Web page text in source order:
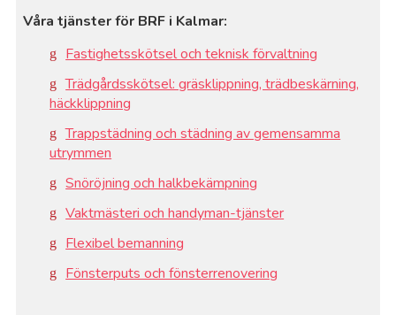
Våra tjänster för BRF i Kalmar:
Fastighetsskötsel och teknisk förvaltning
Trädgårdsskötsel: gräsklippning, trädbeskärning,
häckklippning
Trappstädning och städning av gemensamma
utrymmen
Snöröjning och halkbekämpning
Vaktmästeri och handyman-tjänster
Flexibel bemanning
Fönsterputs och fönsterrenovering